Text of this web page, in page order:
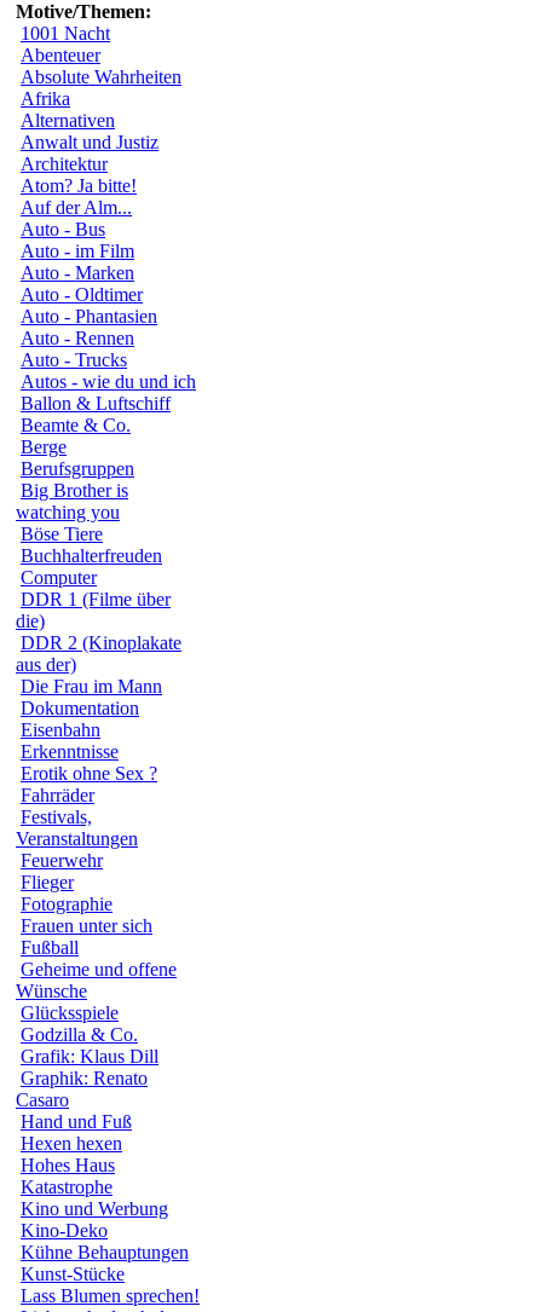
Motive/Themen:
1001 Nacht
Abenteuer
Absolute Wahrheiten
Afrika
Alternativen
Anwalt und Justiz
Architektur
Atom? Ja bitte!
Auf der Alm...
Auto - Bus
Auto - im Film
Auto - Marken
Auto - Oldtimer
Auto - Phantasien
Auto - Rennen
Auto - Trucks
Autos - wie du und ich
Ballon & Luftschiff
Beamte & Co.
Berge
Berufsgruppen
Big Brother is
watching you
Böse Tiere
Buchhalterfreuden
Computer
DDR 1 (Filme über
die)
DDR 2 (Kinoplakate
aus der)
Die Frau im Mann
Dokumentation
Eisenbahn
Erkenntnisse
Erotik ohne Sex ?
Fahrräder
Festivals,
Veranstaltungen
Feuerwehr
Flieger
Fotographie
Frauen unter sich
Fußball
Geheime und offene
Wünsche
Glücksspiele
Godzilla & Co.
Grafik: Klaus Dill
Graphik: Renato
Casaro
Hand und Fuß
Hexen hexen
Hohes Haus
Katastrophe
Kino und Werbung
Kino-Deko
Kühne Behauptungen
Kunst-Stücke
Lass Blumen sprechen!